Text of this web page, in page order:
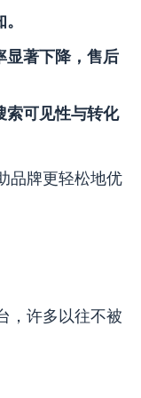
显著下降，售后
索可见性与转化
品牌更轻松地优
，许多以往不被